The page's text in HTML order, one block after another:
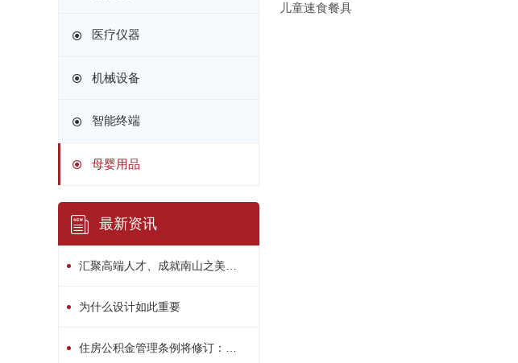
医疗仪器
机械设备
智能终端
母婴用品
最新资讯
汇聚高端人才、成就南山之美！南山区“人才日”系列活动精彩绽放
为什么设计如此重要
住房公积金管理条例将修订：用途或多元化
儿童速食餐具